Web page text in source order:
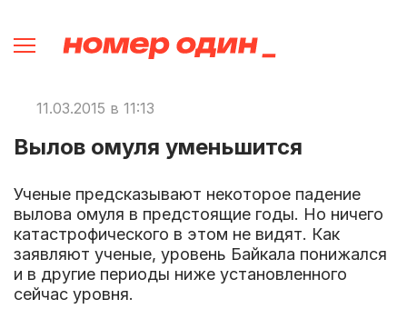
11.03.2015 в 11:13
Вылов омуля уменьшится
Ученые предсказывают некоторое падение
вылова омуля в предстоящие годы. Но ничего
катастрофического в этом не видят. Как
заявляют ученые, уровень Байкала понижался
и в другие периоды ниже установленного
сейчас уровня.